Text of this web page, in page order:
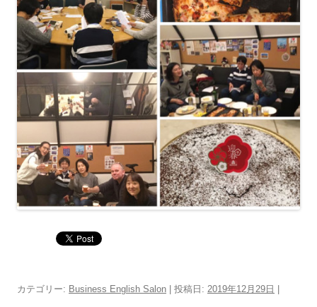
カテゴリー: Business English Salon | 投稿日: 2019年12月29日 |